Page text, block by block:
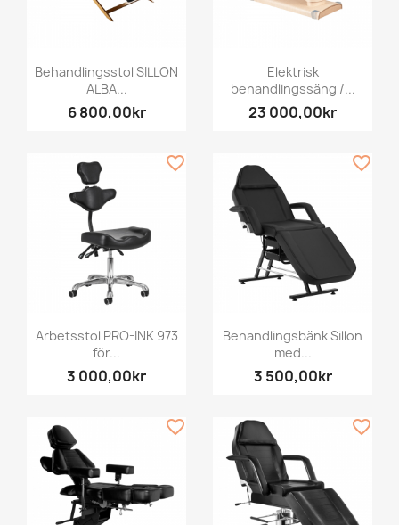
Behandlingsstol SILLON
ALBA...
6 800,00kr
Elektrisk
behandlingssäng /...
23 000,00kr
Arbetsstol PRO-INK 973
för...
3 000,00kr
favorite_border
Behandlingsbänk Sillon
med...
3 500,00kr
favorite_border
favorite_border favorite_border